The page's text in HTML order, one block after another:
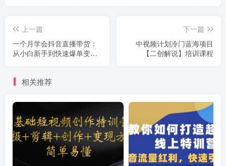
上一篇
一个月学会抖音直播带货：
从小白新手到快速爆单变现
下一篇
中视频计划冷门蓝海项目
【二创解说】培训课程
相关推荐